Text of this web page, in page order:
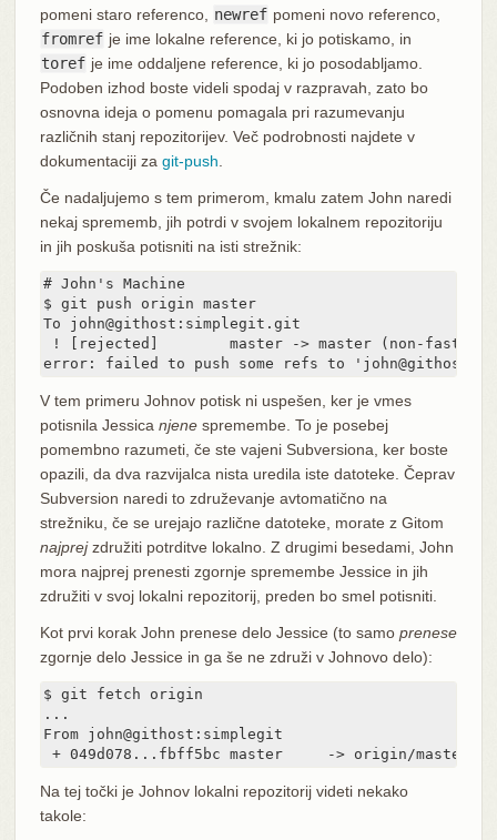
pomeni staro referenco,
newref pomeni novo referenco,
fromref je ime lokalne reference, ki jo potiskamo, in
toref je ime oddaljene reference, ki jo posodabljamo.
Podoben izhod boste videli spodaj v razpravah, zato bo
osnovna ideja o pomenu pomagala pri razumevanju
različnih stanj repozitorijev. Več podrobnosti najdete v
dokumentaciji za git-push
Če nadaljujemo s tem primerom, kmalu zatem John naredi
nekaj sprememb, jih potrdi v svojem lokalnem repozitoriju
in jih poskuša potisniti na isti strežnik:
# John's Machine
$ git push origin master
To john@githost:simplegit.git
! [rejected]        master -> master (non-fast
error: failed to push some refs to
V tem primeru Johnov potisk ni uspešen, ker je vmes
potisnila Jessica njenespremembe. To je posebej
pomembno razumeti, če ste vajeni Subversiona, ker boste
opazili, da dva razvijalca nista uredila iste datoteke. Čeprav
Subversion naredi to združevanje avtomatično na
strežniku, če se urejajo različne datoteke, morate z Gitom
najprejzdružiti potrditve lokalno. Z drugimi besedami, John
mora najprej prenesti zgornje spremembe Jessice in jih
združiti v svoj lokalni repozitorij, preden bo smel potisniti.
Kot prvi korak John prenese delo Jessice (to samo prenese
zgornje delo Jessice in ga še ne združi v Johnovo delo):
$ git fetch origin
...
From john@githost:simplegit
+ 049d078...fbff5bc master     -> origin/master
Na tej točki je Johnov lokalni repozitorij videti nekako
takole: